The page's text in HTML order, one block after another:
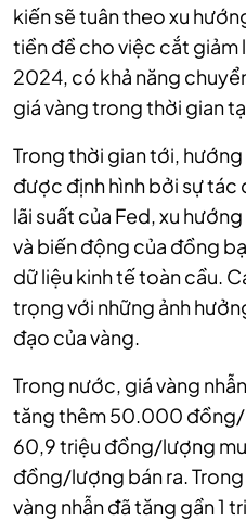
kiến sẽ tuân theo xu
tiền đề cho việc cắt giảm
2024, có khả năng
giá vàng trong thời gian
Trong thời gian tới,
được định hình bởi sự tác
lãi suất của Fed, xu
và biến động của đồng
dữ liệu kinh tế toàn cầu.
trọng với những ảnh
đạo của vàng.
Trong nước, giá vàng
tăng thêm 50.000
60,9 triệu đồng/lượng
đồng/lượng bán ra. Trong
vàng nhẫn đã tăng gần 1